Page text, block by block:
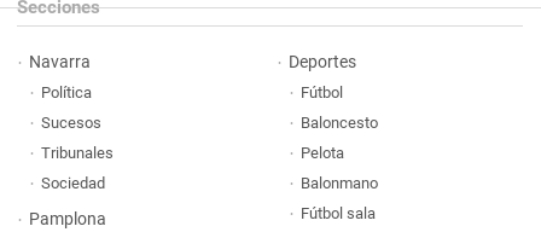
Secciones
Navarra
Política
Sucesos
Tribunales
Sociedad
Pamplona
Deportes
Fútbol
Baloncesto
Pelota
Balonmano
Fútbol sala